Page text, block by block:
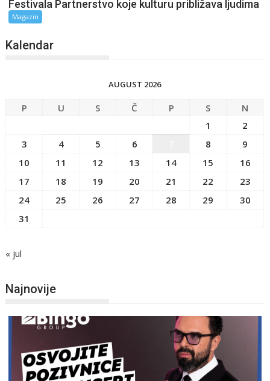
Festivala Partnerstvo koje kulturu približava ljudima
Magazin
Kalendar
AUGUST 2026
P U S Č P S
N
1
2
3
4 5 6 8
9
10
11 12 13 14 15
16
17
18 19 20 21 22
23
24
25 26 27 28 29
30
31
« jul
Najnovije